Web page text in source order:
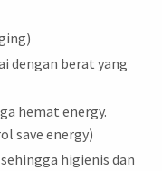
dengan berat yang
hemat energy.
save energy)
higienis dan